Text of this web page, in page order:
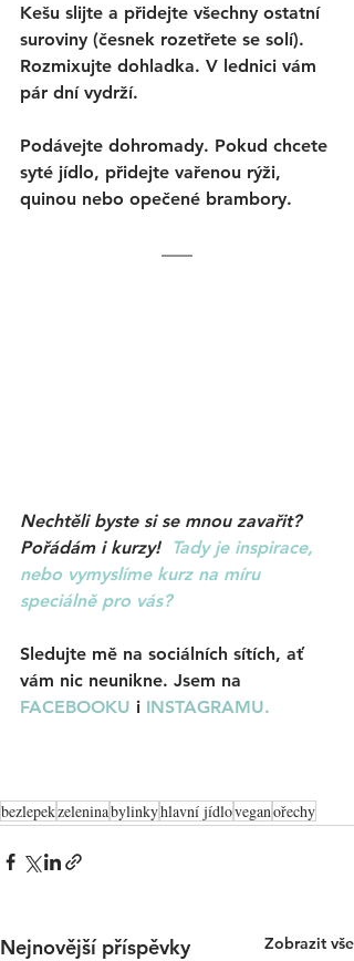
Kešu slijte a přidejte všechny ostatní
suroviny (česnek rozetřete se solí).
Rozmixujte dohladka. V lednici vám
pár dní vydrží.
Podávejte dohromady. Pokud chcete
syté jídlo, přidejte vařenou rýži,
quinou nebo opečené brambory.
Nechtěli byste si se mnou zavařit?
Pořádám i kurzy! Tady je inspirace,
nebo vymyslíme kurz na míru
speciálně pro vás?
Sledujte mě na sociálních sítích, ať
vám nic neunikne. Jsem na
FACEBOOKU i INSTAGRAMU.
bezlepekzeleninabylinkyhlavní jídloveganořechy
Nejnovější příspěvky Zobrazit vše